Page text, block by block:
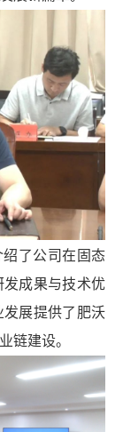
了公司在固态
成果与技术优
展提供了肥沃
链建设。